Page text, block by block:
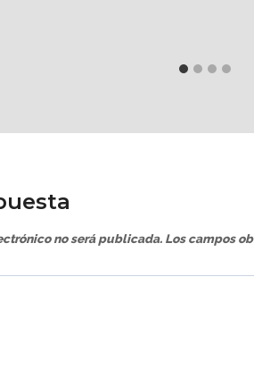
no será publicada. Los campos